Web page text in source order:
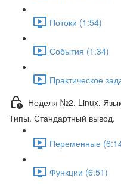
Потоки (1:54)
События (1:34)
Практическое
Неделя №2. Linux.
Типы. Стандартный вывод.
Переменные
Функции (6:51)